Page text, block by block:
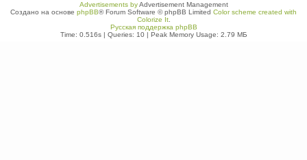
Advertisements byAdvertisement Management
Создано на основе phpBB® Forum Software © phpBB Limited Color scheme created with
Colorize It.
Русская поддержка phpBB
Time: 0.516s| Queries: 10| Peak Memory Usage: 2.79 МБ